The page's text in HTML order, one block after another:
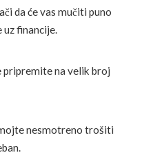
da će vas mučiti puno
uz financije.
pripremite na velik broj
nesmotreno trošiti